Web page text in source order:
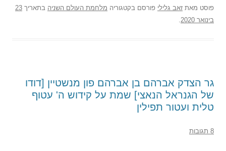
פוסטמאתזאב גליליפורסם בקטגוריהמלחמת העולם השניהבתאריך23
בינואר 2020
.
גר הצדק אברהם בן אברהם פון מנשטיין [דודו
של הגנראל הנאצי] שמת על קידוש ה' עטוף
טלית ועטור תפילין